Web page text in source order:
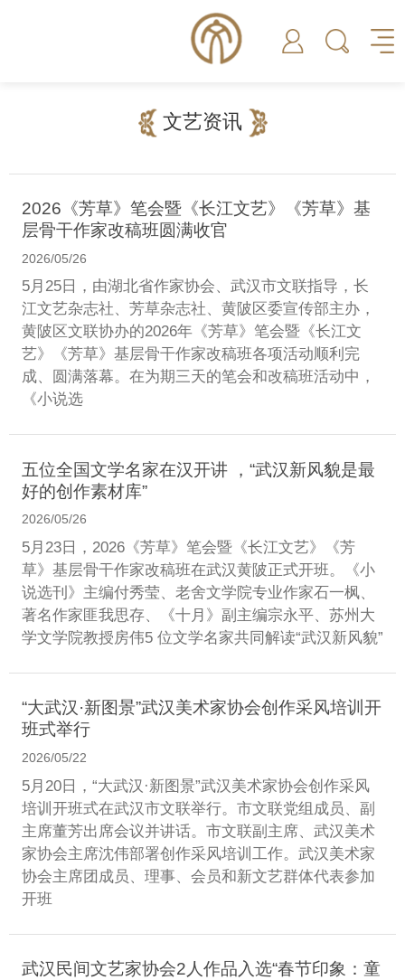
文艺资讯
2026《芳草》笔会暨《长江文艺》《芳草》基
层骨干作家改稿班圆满收官
2026/05/26
5月25日，由湖北省作家协会、武汉市文联指导，长
江文艺杂志社、芳草杂志社、黄陂区委宣传部主办，
黄陂区文联协办的2026年《芳草》笔会暨《长江文
艺》《芳草》基层骨干作家改稿班各项活动顺利完
成、圆满落幕。在为期三天的笔会和改稿班活动中，
《小说选
五位全国文学名家在汉开讲 ，“武汉新风貌是最
好的创作素材库”
2026/05/26
5月23日，2026《芳草》笔会暨《长江文艺》《芳
草》基层骨干作家改稿班在武汉黄陂正式开班。《小
说选刊》主编付秀莹、老舍文学院专业作家石一枫、
著名作家匪我思存、《十月》副主编宗永平、苏州大
学文学院教授房伟5 位文学名家共同解读“武汉新风貌”
“大武汉·新图景”武汉美术家协会创作采风培训开
班式举行
2026/05/22
5月20日，“大武汉·新图景”武汉美术家协会创作采风
培训开班式在武汉市文联举行。市文联党组成员、副
主席董芳出席会议并讲话。市文联副主席、武汉美术
家协会主席沈伟部署创作采风培训工作。武汉美术家
协会主席团成员、理事、会员和新文艺群体代表参加
开班
武汉民间文艺家协会2人作品入选“春节印象：童